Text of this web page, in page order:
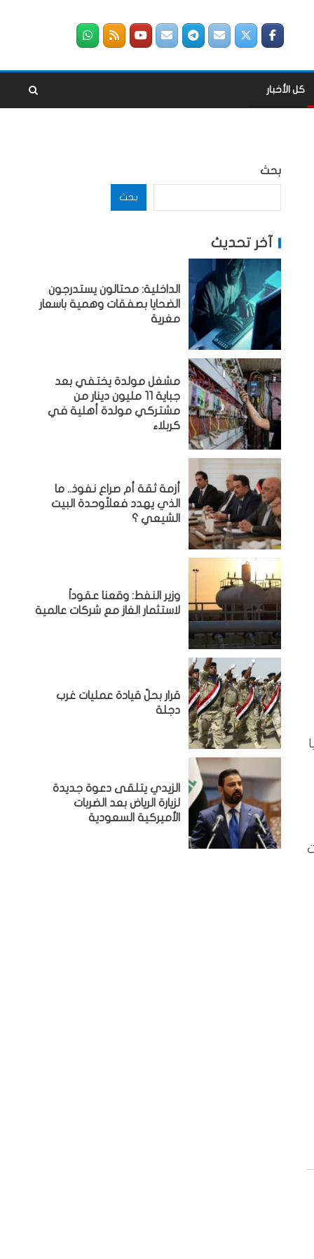
كل الأخبار
بحث
بحث
آخر تحديث
الداخلية: محتالون يستدرجون
الضحايا بصفقات وهمية باسعار
مغرية
مشغل مولدة يختفي بعد
جباية 11 مليون دينار من
مشتركي مولدة أهلية في
كربلاء
أزمة ثقة أم صراع نفوذ.. ما
الذي يهدد فعلاًوحدة البيت
الشيعي ؟
وزير النفط: وقعنا عقوداً
لاستثمار الغاز مع شركات عالمية
قرار بحلّ قيادة عمليات غرب
دجلة
الزيدي يتلقى دعوة جديدة
لزيارة الرياض بعد الضربات
الأميركية السعودية